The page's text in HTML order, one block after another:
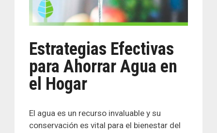
Estrategias Efectivas
para Ahorrar Agua en
el Hogar
El agua es un recurso invaluable y su
conservación es vital para el bienestar del